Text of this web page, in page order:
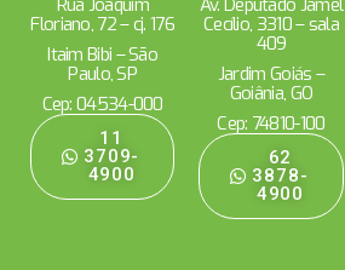
Rua Joaquim
Floriano, 72 – cj. 176
Itaim Bibi – São
Paulo, SP
Cep: 04534-000
11
3709-
4900
Av. Deputado Jamel
Cecílio, 3310 – sala
409
Jardim Goiás –
Goiânia, GO
Cep: 74810-100
62
3878-
4900